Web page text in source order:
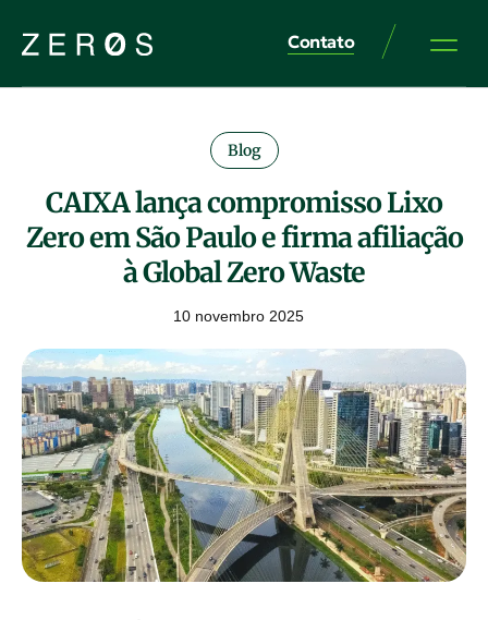
Contato
Blog
CAIXA lança compromisso Lixo
Zero em São Paulo e firma afiliação
à Global Zero Waste
10 novembro 2025